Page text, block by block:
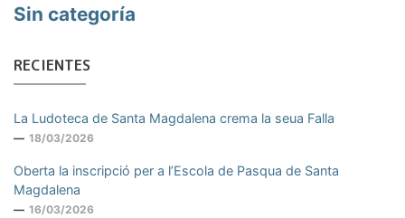
Sin categoría
RECIENTES
La Ludoteca de Santa Magdalena crema la seua Falla
18/03/2026
Oberta la inscripció per a l’Escola de Pasqua de Santa
Magdalena
16/03/2026